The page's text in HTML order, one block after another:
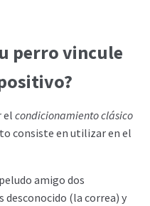
perro vincule
el condicionamiento clásico
consiste en utilizar en el
amigo dos
(la correa) y